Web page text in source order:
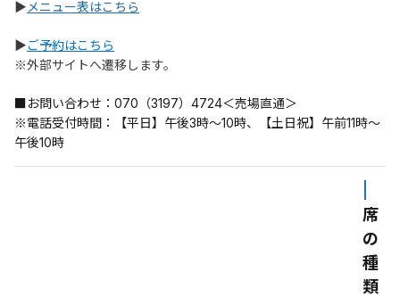
▶ メニュー表はこちら
▶ご予約はこちら
※外部サイトへ遷移します。
■お問い合わせ：070（3197）4724＜売場直通＞
※電話受付時間：【平日】午後3時～10時、【土日祝】午前11時～
午後10時
席
の
種
類